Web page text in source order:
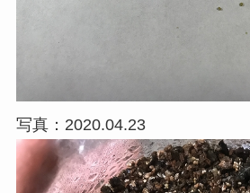
写真：2020.04.23